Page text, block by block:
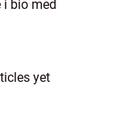
i bio med
yet